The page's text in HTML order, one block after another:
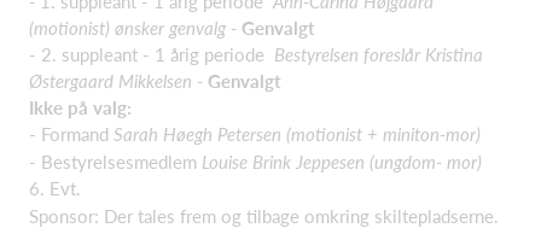
(motionist) ønsker genvalg - Genvalgt
- 2. suppleant - 1 årig periode Bestyrelsen foreslår Kristina
Østergaard Mikkelsen - Genvalgt
Ikke på valg:
- Formand Sarah Høegh Petersen (motionist + miniton-mor)
- Bestyrelsesmedlem Louise Brink Jeppesen (ungdom- mor)
6. Evt.
Sponsor: Der tales frem og tilbage omkring skiltepladserne.